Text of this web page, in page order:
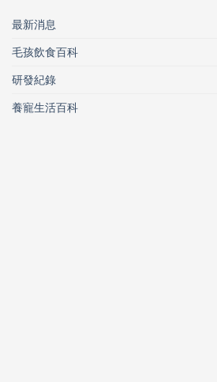
最新消息
毛孩飲食百科
研發紀錄
養寵生活百科